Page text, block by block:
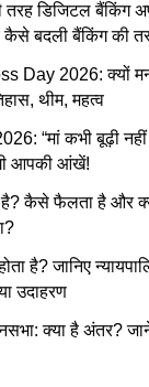
तरह डिजिटल बैंकिंग
कैसे बदली बैंकिंग की
Day 2026: क्यों
थीम, महत्व
“मां कभी बूढ़ी
आपकी आंखें!
कैसे फैलता है और
है? जानिए
उदाहरण
क्या है अंतर?